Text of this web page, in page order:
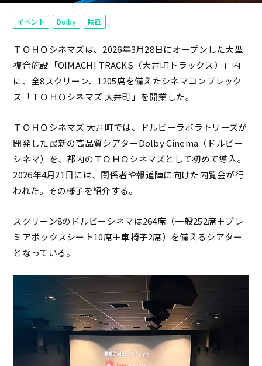
イベント Dolby 映画
ＴＯＨＯシネマズは、2026年3月28日にオープンした大型
複合施設「OIMACHI TRACKS（大井町トラックス）」内
に、全8スクリーン、1205席を備えたシネマコンプレック
ス「ＴＯＨＯシネマズ 大井町」を開業した。
ＴＯＨＯシネマズ 大井町では、ドルビーラボラトリーズが
開発した最新の高品質シアターDolby Cinema（ドルビー
シネマ）を、都内のＴＯＨＯシネマズとして初めて導入。
2026年4月21日には、関係者や報道陣に向けた内覧会が行
われた。その様子を紹介する。
スクリーン8のドルビーシネマは264席（一般252席＋プレ
ミアボックスシート10席＋車椅子2席）を備えるシアター
となっている。